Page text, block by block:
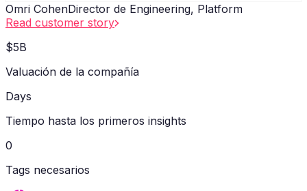
Omri CohenDirector de Engineering, Platform
Read customer story
$5B
Valuación de la compañía
Days
Tiempo hasta los primeros insights
0
Tags necesarios